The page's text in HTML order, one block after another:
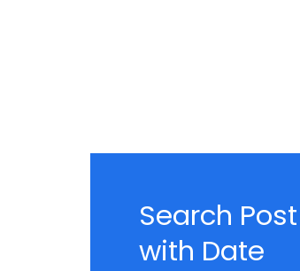
Search Post
with Date